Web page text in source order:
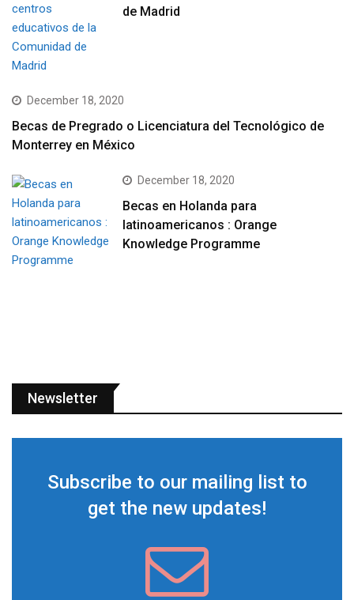
de Madrid
December 18, 2020
Becas de Pregrado o Licenciatura del Tecnológico de
Monterrey en México
December 18, 2020
Becas en Holanda para
latinoamericanos : Orange
Knowledge Programme
Newsletter
Subscribe to our mailing list to
get the new updates!